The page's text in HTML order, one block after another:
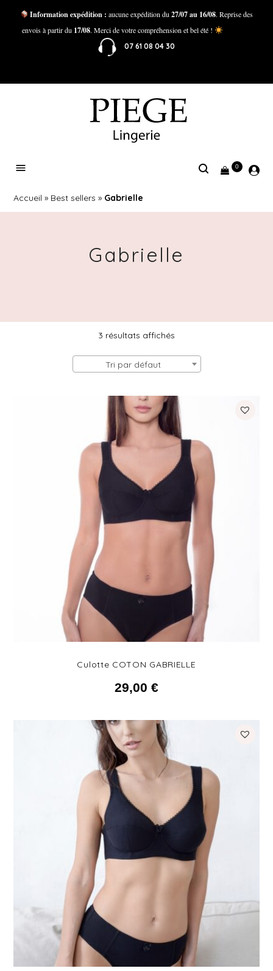
Information expédition : aucune expédition du27/07 au 16/08. Reprise des
envois à partir du 17/08. Merci de votre compréhension et bel été !
07 61 08 04 30
0
Accueil » Best sellers » Gabrielle
Gabrielle
3 résultats affichés
Tri par défaut
Culotte COTON GABRIELLE
29,00 €